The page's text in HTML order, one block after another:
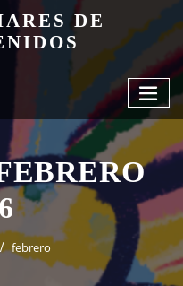
DE
febrero